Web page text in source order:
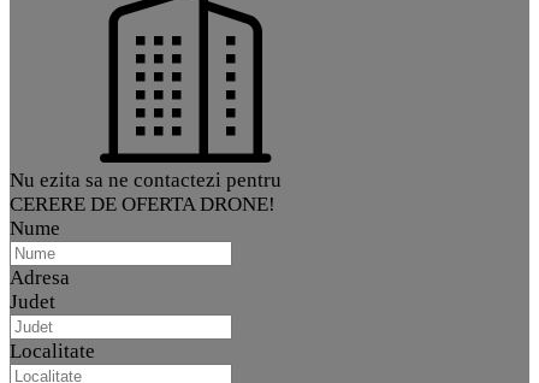
Nu ezita sa ne contactezi pentru
CERERE DE OFERTA DRONE!
Nume
Adresa
Judet
Localitate